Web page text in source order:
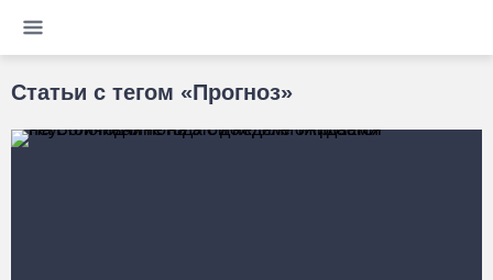
Статьи с тегом «Прогноз»